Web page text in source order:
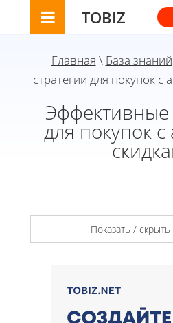
TOBIZ
Главная \ База знаний
стратегии для покупок с
Эффективные
для покупок
Показать / скрыть